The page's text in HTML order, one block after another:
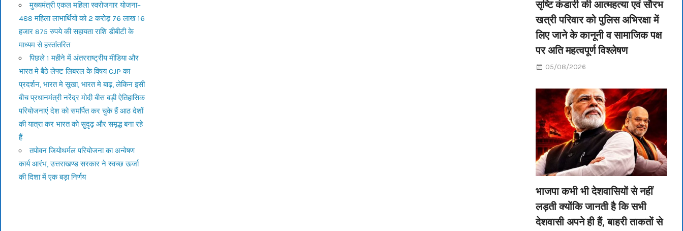
मुख्यमंत्री एकल महिला स्वरोजगार योजना–
488 महिला लाभार्थियों को 2 करोड़ 76 लाख 16
हजार 875 रुपये की सहायता राशि डीबीटी के
माध्यम से हस्तांतरित
पिछले 1 महीने में अंतरराष्ट्रीय मीडिया और
भारत मे बैठे लेफ्ट लिबरल के विषय CJP का
प्रदर्शन, भारत मे सूखा, भारत मे बाढ़, लेकिन इसी
बीच प्रधानमंत्री नरेंद्र मोदी बीस बड़ी ऐतिहासिक
परियोजनाएं देश को समर्पित कर चुके हैं आठ देशों
की यात्रा कर भारत को सुदृढ़ और समृद्ध बना रहे
हैं
तपोवन जियोथर्मल परियोजना का अन्वेषण
कार्य आरंभ, उत्तराखण्ड सरकार ने स्वच्छ ऊर्जा
की दिशा में एक बड़ा निर्णय
सृष्टि कंडारी की आत्महत्या एवं सौरभ
खत्री परिवार को पुलिस अभिरक्षा में
लिए जाने के कानूनी व सामाजिक पक्ष
पर अति महत्वपूर्ण विश्लेषण
05/08/2026
भाजपा कभी भी देशवासियों से नहीं
लड़ती क्योंकि जानती है कि सभी
देशवासी अपने ही हैं, बाहरी ताकतों से